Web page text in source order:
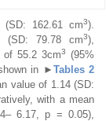
(SD: 162.61 cm3).
(SD: 79.78 cm3),
of 55.2 3cm3
(95%
in ► Tables 2
value of 1.14 (SD:
with a mean
6.17, p = 0.05),